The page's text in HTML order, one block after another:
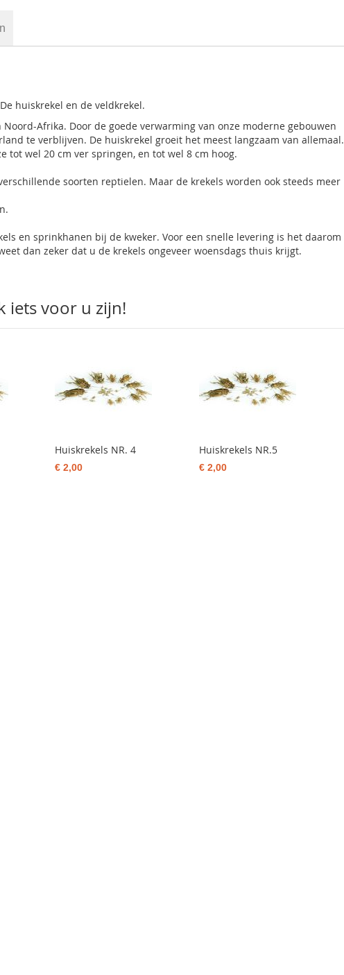
huiskrekel en de veldkrekel.
Afrika. Door de goede verwarming van onze moderne gebouwen
te verblijven. De huiskrekel groeit het meest langzaam van allemaal.
tot wel 20 cm ver springen, en tot wel 8 cm hoog.
soorten reptielen. Maar de krekels worden ook steeds meer
en sprinkhanen bij de kweker. Voor een snelle levering is het daarom
dan zeker dat u de krekels ongeveer woensdags thuis krijgt.
iets voor u zijn!
Huiskrekels NR. 4
€ 2,00
Huiskrekels NR.5
€ 2,00